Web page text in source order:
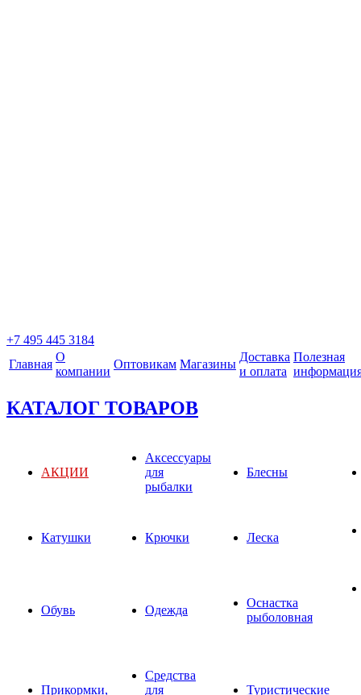
+7 495 445 3184
Главная
О
компании
Оптовикам Магазины
Доставка
и оплата
Полезная
КАТАЛОГ ТОВАРОВ
АКЦИИ
Аксессуары
для
рыбалки
Блесны
Катушки Крючки Леска
Обувь Одежда
Оснастка
рыболовная
Прикормки,
Средства
для
Туристические